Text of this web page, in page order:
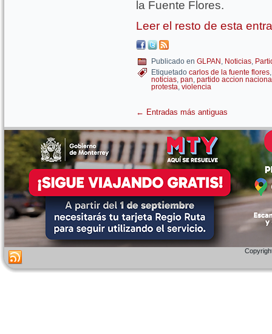
la Fuente Flores.
Leer el resto de esta
Publicado en GLPAN , Noticias,
Etiquetado carlos de la fuente flores
noticias, pan, partido accion
protesta, violencia
← Entradas más antiguas